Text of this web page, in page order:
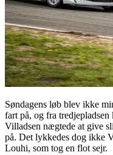
Søndagens løb blev ikke
fart på, og fra
Villadsen nægtede at give
på. Det lykkedes dog ikke
Louhi, som tog en flot sejr.